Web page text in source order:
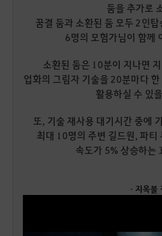
둠을 추가로
꿈결 둠과 소환된 둠 모두 2인
6명의 모험가님이 함께
소환된 둠은 10분이 지나면
업화의 그림자 기술을 20분마다
활용하실 수 있
또, 기술 재사용 대기시간 중에
최대 10명의 주변 길드원, 파
속도가 5% 상승하는
· 지옥불